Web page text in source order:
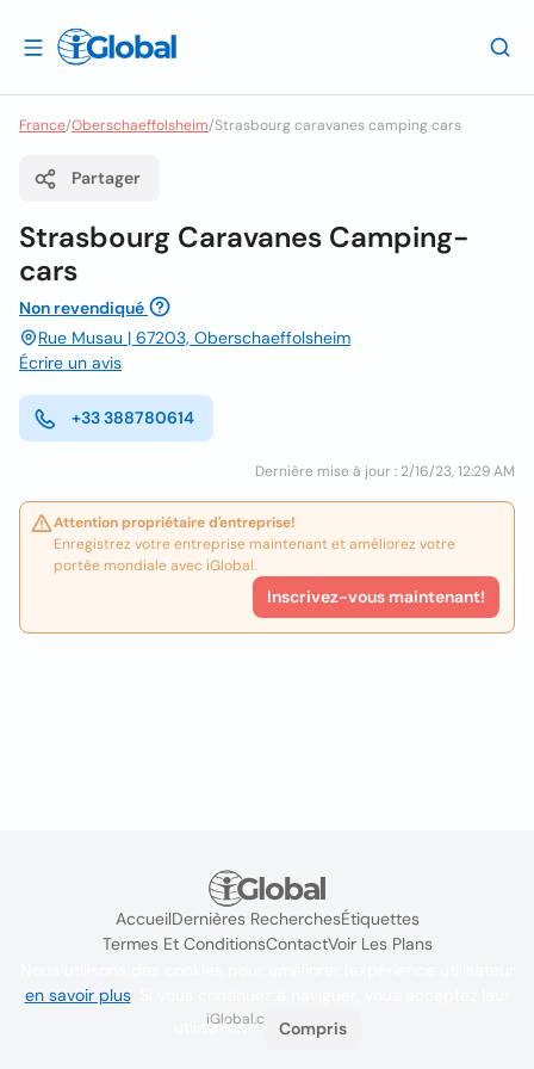
France/Oberschaeffolsheim/Strasbourg caravanes camping cars
Partager
Strasbourg Caravanes Camping-
cars
Non revendiqué
Rue Musau | 67203, Oberschaeffolsheim
Écrire un avis
+33 388780614
Dernière mise à jour : 2/16/23, 12:29 AM
Attention propriétaire d'entreprise!
Enregistrez votre entreprise maintenant et améliorez votre
portée mondiale avec iGlobal.
Inscrivez-vous maintenant!
AccueilDernières RecherchesÉtiquettes
Termes Et ConditionsContactVoir Les Plans
iGlobal.co @ 2024
en savoir plus. Si vous continuez à naviguer, vous acceptez leur
utilisation.
Compris